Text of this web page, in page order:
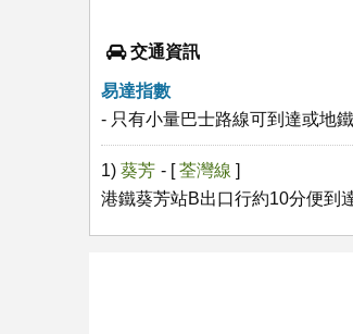
交通資訊
易達指數
- 只有小量巴士路線可到達或地
1) 葵芳 - [荃灣線 ]
港鐵葵芳站B出口行約10分便到